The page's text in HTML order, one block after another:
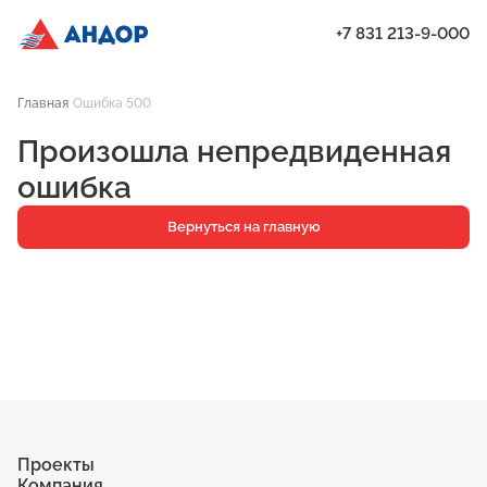
Проекты
Квартиры
Паркинг
Кладовые
+7 831 213-9-000
Главная Ошибка 500
Произошла непредвиденная
ошибка
Вернуться на главную
Проекты